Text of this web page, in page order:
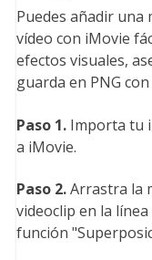
Puedes añadir una
vídeo con iMovie
efectos visuales,
guarda en PNG
Paso 1. Importa tu
a iMovie.
Paso 2.Arrastra la
videoclip en la
función